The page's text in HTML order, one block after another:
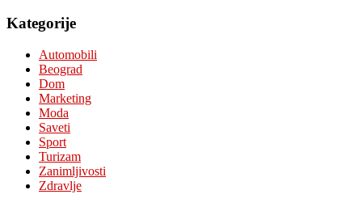
Kategorije
Automobili
Beograd
Dom
Marketing
Moda
Saveti
Sport
Turizam
Zanimljivosti
Zdravlje